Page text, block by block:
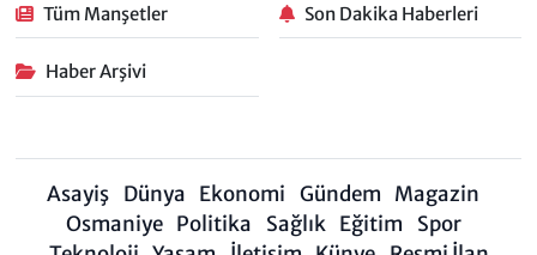
Tüm Manşetler Son Dakika Haberleri
Haber Arşivi
Asayiş Dünya Ekonomi Gündem Magazin
Osmaniye Politika Sağlık Eğitim
Spor